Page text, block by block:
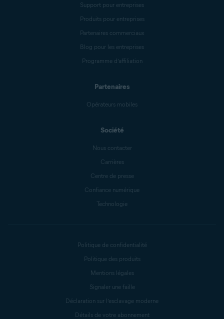
Support pour entreprises
Produits pour entreprises
Partenaires commerciaux
Blog pour les entreprises
Programme d’affiliation
Partenaires
Opérateurs mobiles
Société
Nous contacter
Carrières
Centre de presse
Confiance numérique
Technologie
Politique de confidentialité
Politique des produits
Mentions légales
Signaler une faille
Déclaration sur l’esclavage moderne
Détails de votre abonnement